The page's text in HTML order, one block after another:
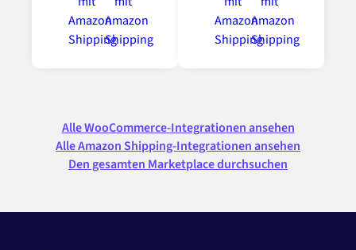
Alle WooCommerce-Integrationen ansehen
Alle Amazon Shipping-Integrationen ansehen
Den gesamten Marketplace durchsuchen